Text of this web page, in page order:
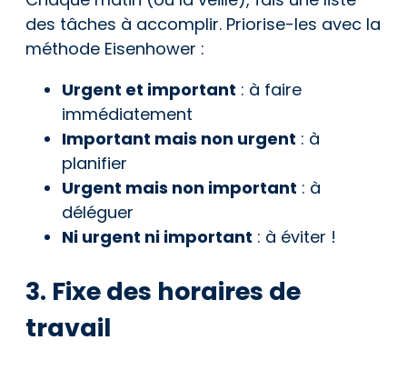
des tâches à accomplir. Priorise-les avec la
méthode Eisenhower :
Urgent et important : à faire
immédiatement
Important mais non urgent : à
planifier
Urgent mais non important : à
déléguer
Ni urgent ni important : à éviter !
3. Fixe des horaires de
travail